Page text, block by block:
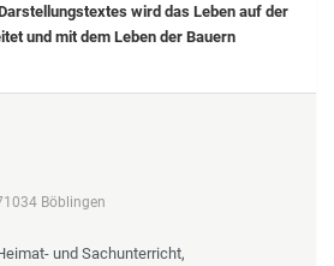
wird das Leben auf der
und mit dem Leben der Bauern
Böblingen
und Sachunterricht,